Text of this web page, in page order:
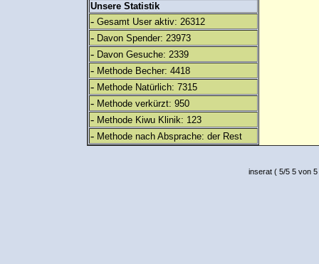
Unsere Statistik
- Gesamt User aktiv: 26312
- Davon Spender: 23973
- Davon Gesuche: 2339
- Methode Becher: 4418
- Methode Natürlich: 7315
- Methode verkürzt: 950
- Methode Kiwu Klinik: 123
- Methode nach Absprache: der Rest
inserat( 5/5 5 von 5